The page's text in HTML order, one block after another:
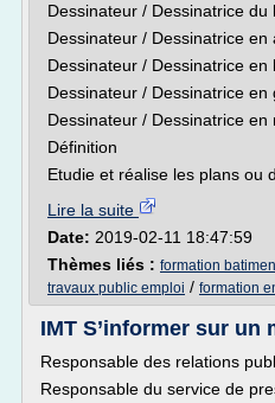
Dessinateur / Dessinatrice du
Dessinateur / Dessinatrice
Dessinateur / Dessinatrice en
Dessinateur / Dessinatrice en
Dessinateur / Dessinatrice en
Définition
Etudie et réalise les plans ou
Lire la suite
Date: 2019-02-11 18:47:59
Thèmes liés : formation
travaux public emploi / formation
IMT S’informer sur un
Responsable des relations
Responsable du service de